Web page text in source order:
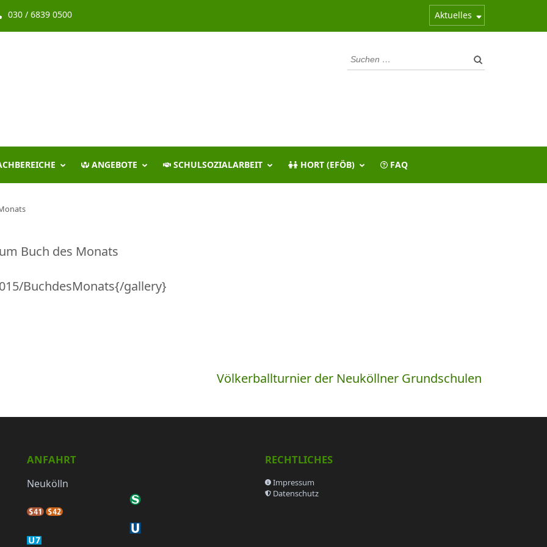
030 / 6839 0500 Aktuelles
Suchen
nach:
ANGEBOTE SCHULSOZIALARBEIT HORT (EFÖB) FAQ
Buch des Monats
BuchdesMonats{/gallery}
Völkerballturnier der Neuköllner Grundschulen
ANFAHRT
Neukölln
RECHTLICHES
Impressum
Datenschutz